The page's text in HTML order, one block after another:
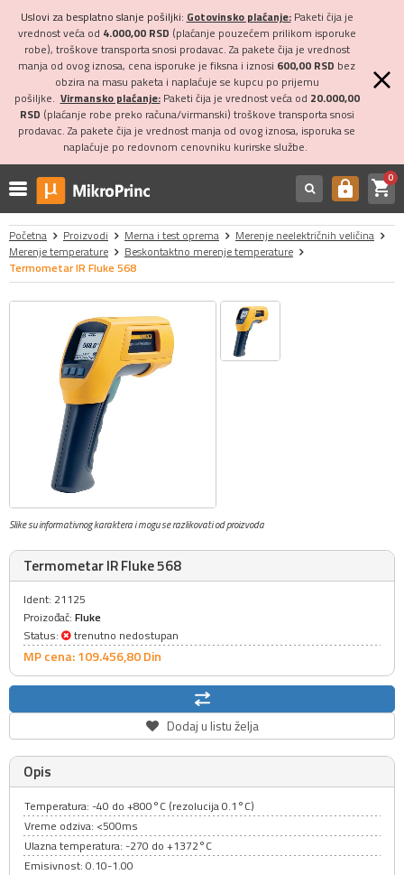
Uslovi za besplatno slanje pošiljki: Gotovinsko plaćanje:Paketi čija je
vrednost veća od 4.000,00 RSD (plaćanje pouzećem prilikom isporuke
robe), troškove transporta snosi prodavac. Za pakete čija je vrednost
manja od ovog iznosa, cena isporuke je fiksna i iznosi 600,00 RSD bez
obzira na masu paketa i naplaćuje se kupcu po prijemu
pošiljke. Virmansko plaćanje:Paketi čija je vrednost veća od 20.000,00
RSD (plaćanje robe preko računa/virmanski) troškove transporta snosi
prodavac. Za pakete čija je vrednost manja od ovog iznosa, isporuka se
naplaćuje po redovnom cenovniku kurirske službe.
https shopping_cart0
Početna Proizvodi Merna i test oprema
Merenje neelektričnih veličina
Merenje temperature
Beskontaktno merenje temperature
Termometar IR Fluke 568
Slike su informativnog karaktera i mogu se razlikovati od proizvoda
Termometar IR Fluke 568
Ident: 21125
Proizođač: Fluke
Status:
trenutno nedostupan
MP cena: 109.456,80Din
Dodaj u listu želja
Opis
Temperatura: -40 do +800°C (rezolucija 0.1°C)
Vreme odziva: <500ms
Ulazna temperatura: -270 do +1372°C
Emisivnost: 0.10-1.00